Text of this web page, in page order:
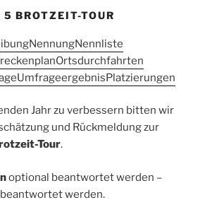
BROTZEIT-TOUR
NennungNennliste
Ortsdurchfahrten
UmfrageergebnisPlatzierungen
Jahr zu verbessern bitten wir
und Rückmeldung zur
Tour.
optional beantwortet werden –
beantwortet werden.